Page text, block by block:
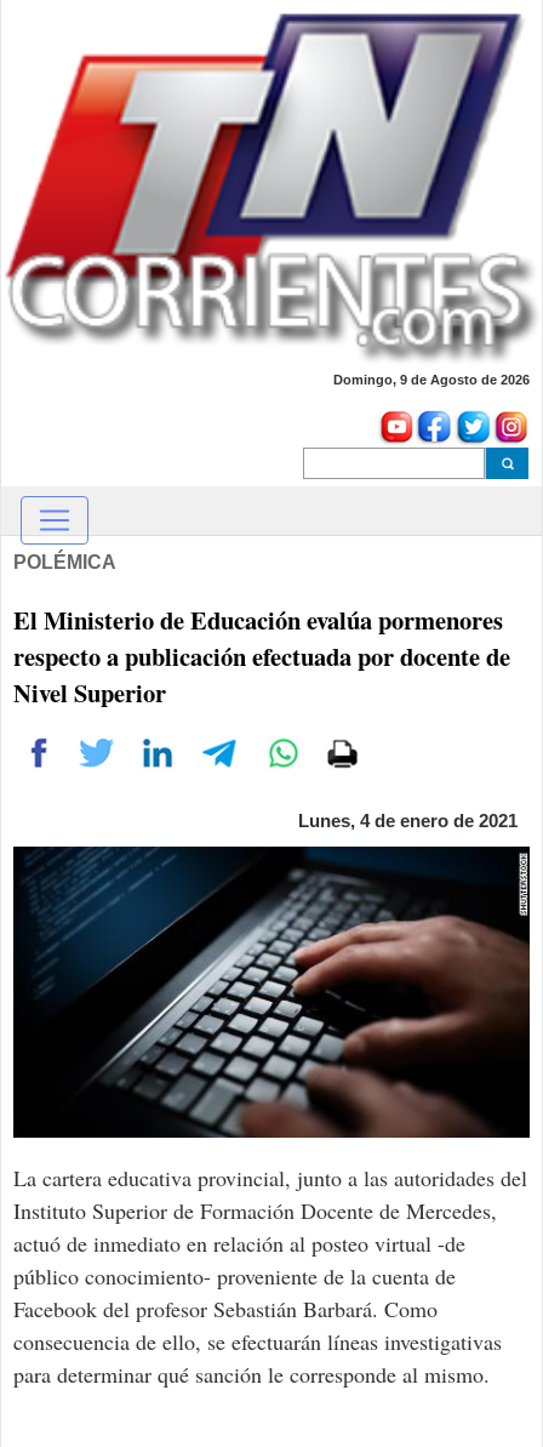
Domingo, 9 de Agosto de 2026
POLÉMICA
El Ministerio de Educación evalúa pormenores
respecto a publicación efectuada por docente de
Nivel Superior
Lunes, 4 de enero de 2021
La cartera educativa provincial, junto a las autoridades del
Instituto Superior de Formación Docente de Mercedes,
actuó de inmediato en relación al posteo virtual -de
público conocimiento- proveniente de la cuenta de
Facebook del profesor Sebastián Barbará. Como
consecuencia de ello, se efectuarán líneas investigativas
para determinar qué sanción le corresponde al mismo.